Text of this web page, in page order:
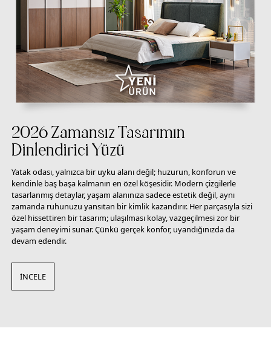
2026 Zamansız Tasarımın
Dinlendirici Yüzü
Yatak odası, yalnızca bir uyku alanı değil; huzurun, konforun ve
kendinle baş başa kalmanın en özel köşesidir. Modern çizgilerle
tasarlanmış detaylar, yaşam alanınıza sadece estetik değil, aynı
zamanda ruhunuzu yansıtan bir kimlik kazandırır. Her parçasıyla sizi
özel hissettiren bir tasarım; ulaşılması kolay, vazgeçilmesi zor bir
yaşam deneyimi sunar. Çünkü gerçek konfor, uyandığınızda da
devam edendir.
İNCELE